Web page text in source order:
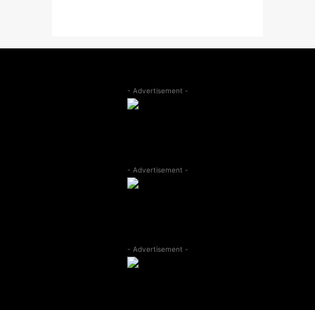
- Advertisement -
- Advertisement -
- Advertisement -